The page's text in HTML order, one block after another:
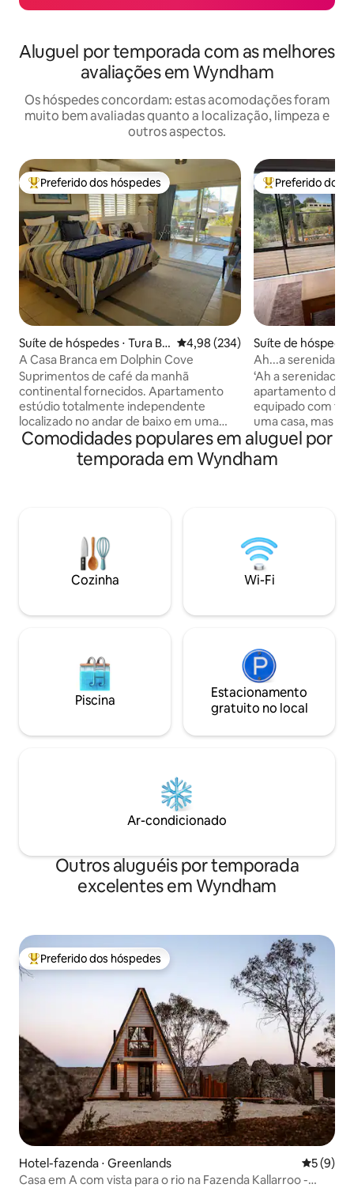
Aluguel por temporada com as melhores
avaliações em Wyndham
Os hóspedes concordam: estas acomodações foram
muito bem avaliadas quanto a localização, limpeza e
outros aspectos.
Entre os melhores preferidos dos hóspedes
Preferido dos hóspedes
Suíte de hóspedes ⋅ Tura Be
ach
4,98 de uma avaliação média de
4,98 (234)
A Casa Branca em Dolphin Cove
Suprimentos de café da manhã
continental fornecidos. Apartamento
estúdio totalmente independente
localizado no andar de baixo em uma
residência familiar. Cozinha moderna,
banheiro privativo, cama king size, Smart
TV de 40 polegadas e DVD, ar-
varal, estacionamento fora da rua,
micro-ondas, cooktop e utensílios de
cozinha. Bairro encantador, vista para o
mar, curta caminhada até uma bela praia
carro até as lojas de Tura Beach e a 10
Entre os
Preferido dos
Suíte de
a Beach
Ah...a serenidade
‘Ah a serenidade
apartamento de
equipado com
uma casa, mas
Pambula Beach e
a pé do rio
miradouros de
da sala familiar,
atividade
caminhadas ,
de
Comodidades populares em aluguel por
temporada em Wyndham
Cozinha Wi-Fi
Piscina
Estacionamento
gratuito no local
Ar-condicionado
Outros aluguéis por temporada
excelentes em Wyndham
Entre os melhores preferidos dos hóspedes
Preferido dos hóspedes
Hotel-fazenda ⋅ Greenlands 5 de
5 (9)
Casa em A com vista para o rio na Fazenda Kallarroo -